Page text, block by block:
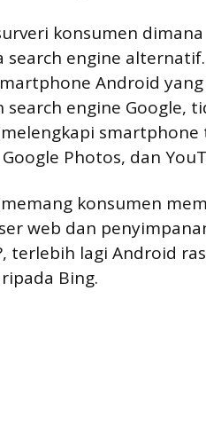
konsumen
engine
Android
search engine Google,
Photos, dan
konsumen
web dan
terlebih lagi Android
Bing.